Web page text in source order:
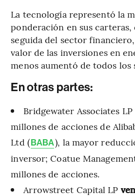
La tecnología representó la
ponderación en sus carteras,
seguida del sector financiero,
valor de las inversiones en
menos aumentó de todos los
En otras partes:
Bridgewater Associates
millones de acciones de
Ltd (BABA), la mayor
inversor; Coatue
millones de acciones.
Arrowstreet Capital LP